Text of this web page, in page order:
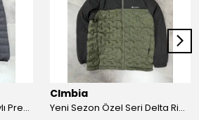
Yeni Sezon Şişme Detaylı Premium Mont
Clmbia
Yeni Sezon Özel Seri Delta Ridge Kapşonlu Mont